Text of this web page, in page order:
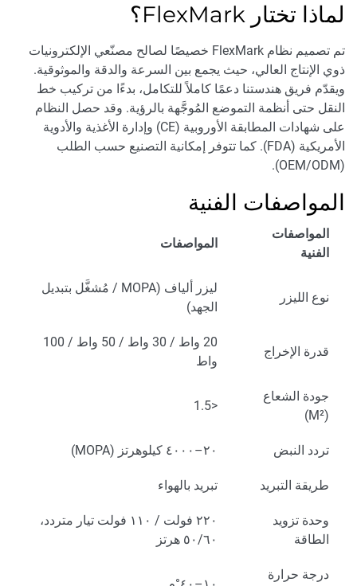
لماذا تختار FlexMark؟
تم تصميم نظام FlexMark خصيصًا لصالح مصنّعي الإلكترونيات
ذوي الإنتاج العالي، حيث يجمع بين السرعة والدقة والموثوقية.
ويقدّم فريق هندستنا دعمًا كاملاً للتكامل، بدءًا من تركيب خط
النقل حتى أنظمة التموضع المُوجَّهة بالرؤية. وقد حصل النظام
على شهادات المطابقة الأوروبية (CE) وإدارة الأغذية والأدوية
الأمريكية (FDA). كما تتوفر إمكانية التصنيع حسب الطلب
(OEM/ODM).
المواصفات الفنية
المواصفات
الفنية
المواصفات
نوع الليزر
ليزر ألياف (MOPA / مُشغَّل بتبديل
الجهد)
قدرة الإخراج
20 واط / 30 واط / 50 واط / 100
واط
جودة الشعاع
(M²)
<1.5
تردد النبض ٢٠–٤٠٠٠ كيلوهرتز (MOPA)
طريقة التبريد تبريد بالهواء
وحدة تزويد
الطاقة
٢٢٠ فولت / ١١٠ فولت تيار متردد،
٥٠/٦٠ هرتز
درجة حرارة